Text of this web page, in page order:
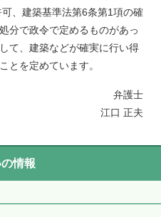
、建築基準法第6条第1項の確
分で政令で定めるものがあっ
て、建築などが確実に行い得
とを定めています。
弁護士
江口 正夫
情報